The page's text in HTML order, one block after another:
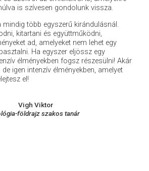
is szívesen gondolunk vissza.
mindig több egyszerű kirándulásnál.
kitartani és együttműködni,
ad, amelyeket nem lehet egy
Ha egyszer eljössz egy
élményekben fogsz részesülni! Akár
igen intenzív élményekben, amelyet
el!
Vigh Viktor
földrajz szakos tanár